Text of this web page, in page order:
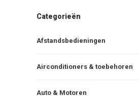
Categorieën
Afstandsbedieningen
Airconditioners & toebehoren
Auto & Motoren